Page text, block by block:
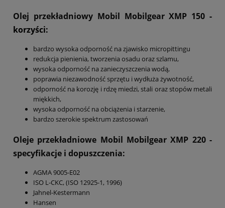
Olej przekładniowy Mobil Mobilgear XMP 150 -
korzyści:
bardzo wysoka odporność na zjawisko micropittingu
redukcja pienienia, tworzenia osadu oraz szlamu,
wysoka odporność na zanieczyszczenia wodą,
poprawia niezawodność sprzętu i wydłuża żywotność,
odporność na korozję i rdzę miedzi, stali oraz stopów metali
miękkich,
wysoka odporność na obciążenia i starzenie,
bardzo szerokie spektrum zastosowań
Oleje przekładniowe Mobil Mobilgear XMP 220 -
specyfikacje i dopuszczenia:
AGMA 9005-E02
ISO L-CKC, (ISO 12925-1, 1996)
Jahnel-Kestermann
Hansen